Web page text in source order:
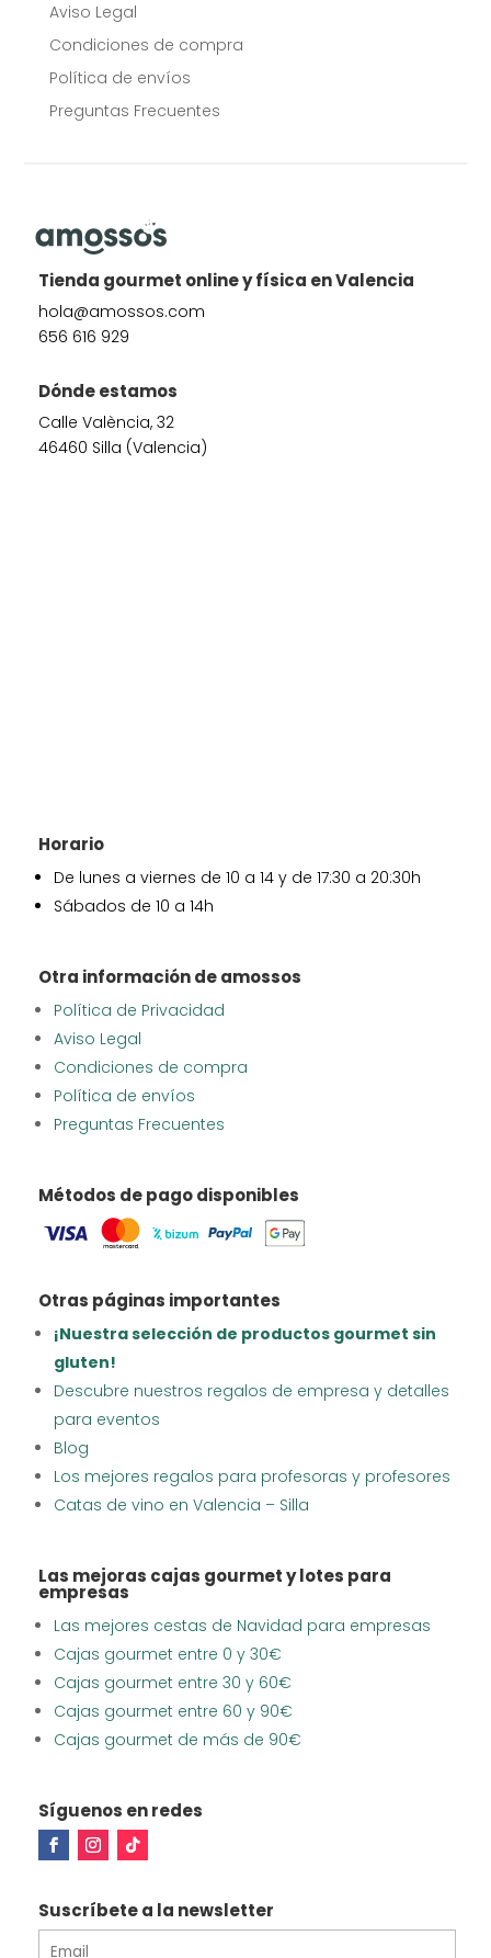
Aviso Legal
Condiciones de compra
Política de envíos
Preguntas Frecuentes
Tienda gourmet online y física en Valencia
hola@amossos.com
656 616 929
Dónde estamos
Calle València, 32
46460 Silla (Valencia)
Horario
De lunes a viernes de 10 a 14 y de 17:30 a 20:30h
Sábados de 10 a 14h
Otra información de amossos
Política de Privacidad
Aviso Legal
Condiciones de compra
Política de envíos
Preguntas Frecuentes
Métodos de pago disponibles
Otras páginas importantes
¡Nuestra selección de productos gourmet sin
gluten!
Descubre nuestros regalos de empresa y detalles
para eventos
Blog
Los mejores regalos para profesoras y profesores
Catas de vino en Valencia – Silla
Las mejoras cajas gourmet y lotes para
empresas
Las mejores cestas de Navidad para empresas
Cajas gourmet entre 0 y 30€
Cajas gourmet entre 30 y 60€
Cajas gourmet entre 60 y 90€
Cajas gourmet de más de 90€
Síguenos en redes
Suscríbete a la newsletter